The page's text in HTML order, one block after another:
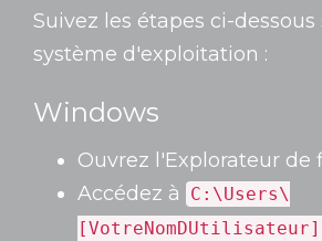
Suivez les étapes ci-
système d'exploitation :
Windows
Ouvrez l'Explorateur de
Accédez à
C:\Users\